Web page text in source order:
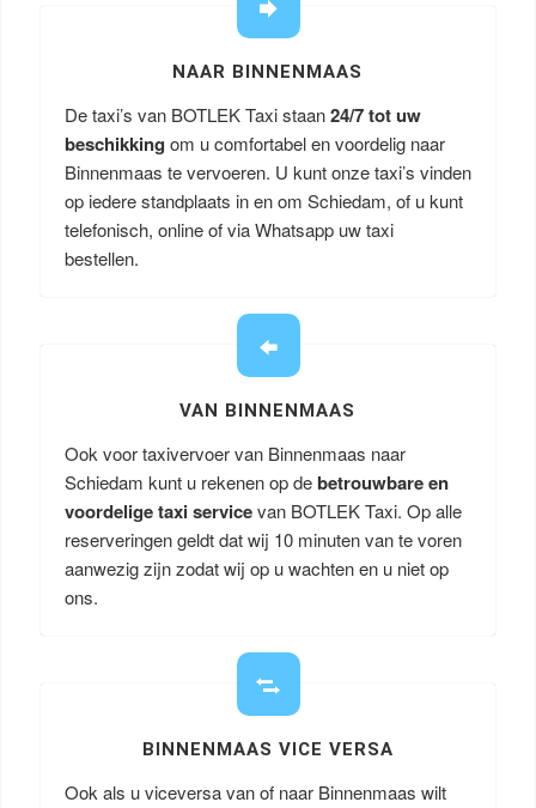
NAAR BINNENMAAS
De taxi’s van BOTLEK Taxi staan24/7 tot uw
beschikking om u comfortabel en voordelig naar
Binnenmaas te vervoeren. U kunt onze taxi’s vinden
op iedere standplaats in en om Schiedam, of u kunt
telefonisch, online of via Whatsapp uw taxi
bestellen.
VAN BINNENMAAS
Ook voor taxivervoer van Binnenmaas naar
Schiedam kunt u rekenen op debetrouwbare en
voordelige taxi servicevan BOTLEK Taxi. Op alle
reserveringen geldt dat wij 10 minuten van te voren
aanwezig zijn zodat wij op u wachten en u niet op
ons.
BINNENMAAS VICE VERSA
Ook als u viceversa van of naar Binnenmaas wilt